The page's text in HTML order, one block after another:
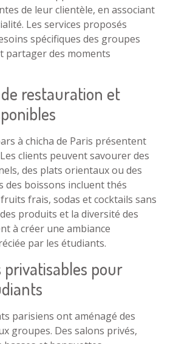
de leur clientèle, en associant
Les services proposés
spécifiques des groupes
partager des moments
restauration et
à chicha de Paris présentent
clients peuvent savourer des
des plats orientaux ou des
des boissons incluent thés
frais, sodas et cocktails sans
produits et la diversité des
à créer une ambiance
par les étudiants.
privatisables pour
parisiens ont aménagé des
groupes. Des salons privés,